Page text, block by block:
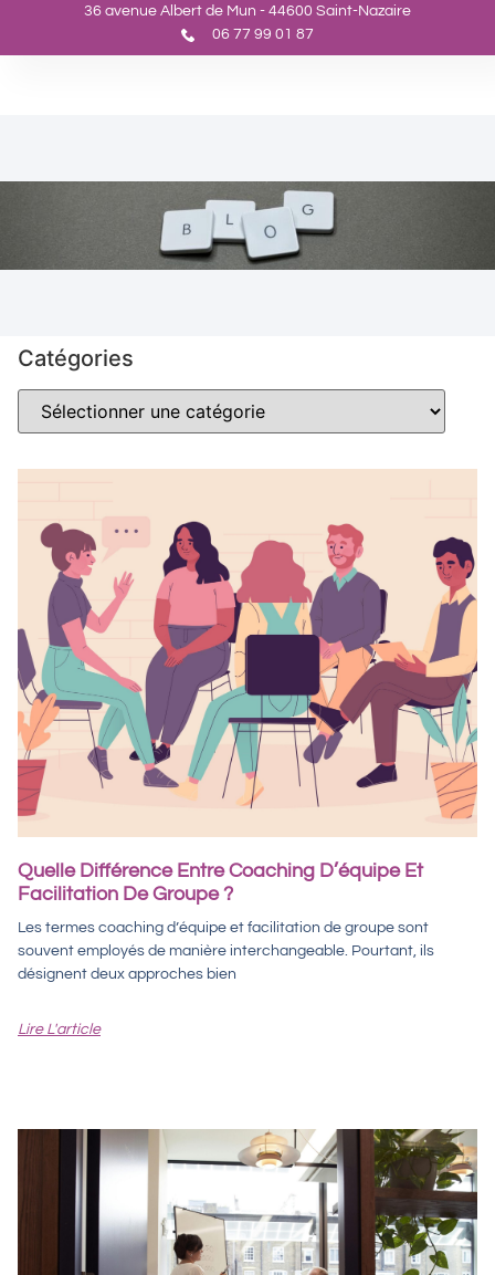
36 avenue Albert de Mun - 44600 Saint-Nazaire
06 77 99 01 87
Catégories
Quelle Différence Entre Coaching D’équipe Et
Facilitation De Groupe ?
Les termes coaching d’équipe et facilitation de groupe sont
souvent employés de manière interchangeable. Pourtant, ils
désignent deux approches bien
Lire L'article